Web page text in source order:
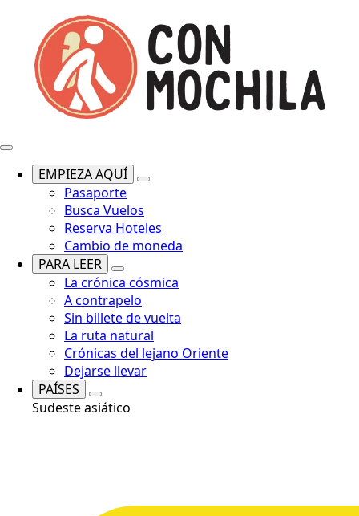
EMPIEZA AQUÍ
Pasaporte
Busca Vuelos
Reserva Hoteles
Cambio de moneda
PARA LEER
La crónica cósmica
A contrapelo
Sin billete de vuelta
La ruta natural
Crónicas del lejano Oriente
Dejarse llevar
PAÍSES
Sudeste asiático